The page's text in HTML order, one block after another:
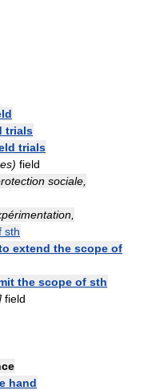
trials
trials
field
sociale,
sth
extend the scope of
the scope of sth
field
hand